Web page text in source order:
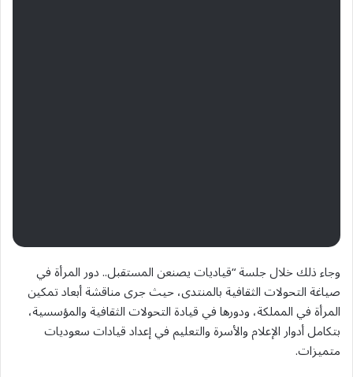
وجاء ذلك خلال جلسة “قياديات يصنعن المستقبل.. دور المرأة في
صياغة التحولات الثقافية بالمنتدى، حيث جرى مناقشة أبعاد تمكين
المرأة في المملكة، ودورها في قيادة التحولات الثقافية والمؤسسية،
بتكامل أدوار الإعلام والأسرة والتعليم في إعداد قيادات سعوديات
متميزات.